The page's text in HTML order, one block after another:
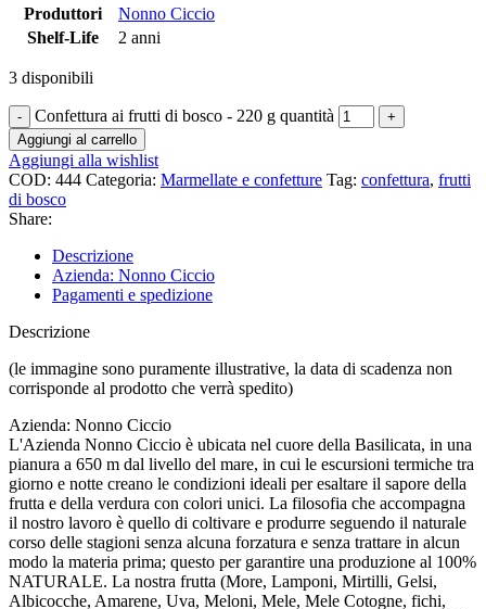
Produttori
Nonno Ciccio
Shelf-Life
2 anni
3 disponibili
Confettura ai frutti di bosco - 220 g quantità
Aggiungi al carrello
Aggiungi alla wishlist
COD: 444 Categoria: Marmellate e confetture Tag: confettura, frutti
di bosco
Share:
Descrizione
Azienda: Nonno Ciccio
Pagamenti e spedizione
Descrizione
(le immagine sono puramente illustrative, la data di scadenza non
corrisponde al prodotto che verrà spedito)
Azienda: Nonno Ciccio
L'Azienda Nonno Ciccio è ubicata nel cuore della Basilicata, in una
pianura a 650 m dal livello del mare, in cui le escursioni termiche tra
giorno e notte creano le condizioni ideali per esaltare il sapore della
frutta e della verdura con colori unici. La filosofia che accompagna
il nostro lavoro è quello di coltivare e produrre seguendo il naturale
corso delle stagioni senza alcuna forzatura e senza trattare in alcun
modo la materia prima; questo per garantire una produzione al 100%
NATURALE. La nostra frutta (More, Lamponi, Mirtilli, Gelsi,
Albicocche, Amarene, Uva, Meloni, Mele, Mele Cotogne, fichi,